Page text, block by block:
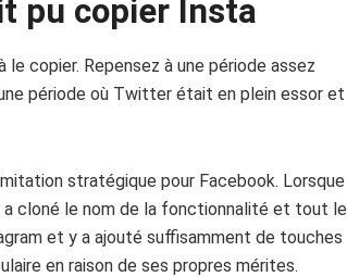
pu copier Insta
copier. Repensez à une période assez
période où Twitter était en plein essor et
stratégique pour Facebook. Lorsque
cloné le nom de la fonctionnalité et tout le
et y a ajouté suffisamment de touches
en raison de ses propres mérites.